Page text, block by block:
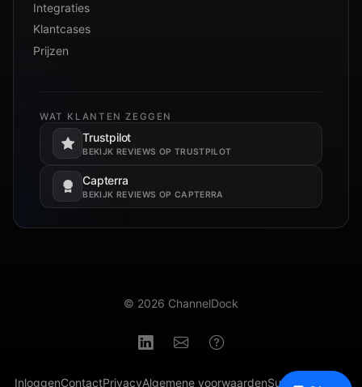
Integraties
Klantcases
Prijzen
WAT KLANTEN ZEGGEN
Trustpilot
BEKIJK REVIEWS OP TRUSTPILOT
Opent in een nieuw tabblad.
Capterra
BEKIJK REVIEWS OP CAPTERRA
Opent in een nieuw tabblad.
© 2026 ChannelDock
InloggenContactPrivacyAlgemene voorwaardenSubverwerkers